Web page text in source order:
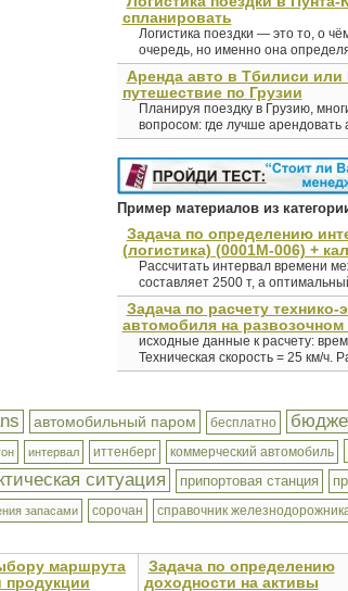
спланировать
Логистика поездки — это то, о
очередь, но именно она
Аренда авто в Тбилиси или
путешествие по Грузии
Планируя поездку в Грузию,
вопросом: где лучше
Пример материалов из
Задача по определению
(логистика) (0001М-006) +
Рассчитать интервал времени
составляет 2500 т, а
Задача по расчету
автомобиля на
исходные данные к расчету:
Техническая скорость = 25 км/ч.
автомобильный паром бесплатно
интервал иттенберг коммерческий автомобиль
ситуация припортовая станция
запасами сорочан справочник
маршрута
продукции
Задача по определению
доходности на активы